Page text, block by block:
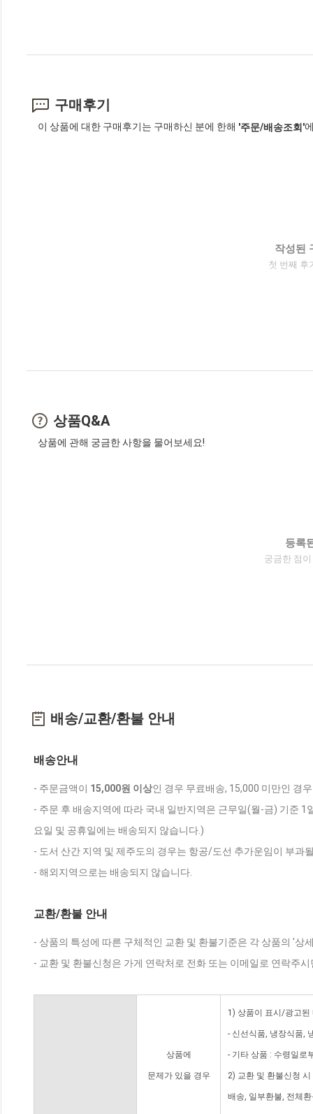
구매후기
이 상품에 대한 구매후기는 구매하신 분에 한해 '주문/배송조회'
작성된
첫 번째 후
상품Q&A
상품에 관해 궁금한 사항을 물어보세요!
등록
궁금한 점
배송/교환/환불 안내
배송안내
- 주문금액이 15,000원 이상인 경우 무료배송, 15,000 미만인 경
- 주문 후 배송지역에 따라 국내 일반지역은 근무일(월-금) 기준
요일 및 공휴일에는 배송되지 않습니다.)
- 도서 산간 지역 및 제주도의 경우는 항공/도선 추가운임이 부과
- 해외지역으로는 배송되지 않습니다.
교환/환불 안내
- 상품의 특성에 따른 구체적인 교환 및 환불기준은 각 상품의 '상
- 교환 및 환불신청은 가게 연락처로 전화 또는 이메일로 연락주
상품에
문제가 있을 경우
1) 상품이 표시/광고된
- 신선식품, 냉장식품,
- 기타 상품 : 수령일로
2) 교환 및 환불신청
배송, 일부환불, 전체